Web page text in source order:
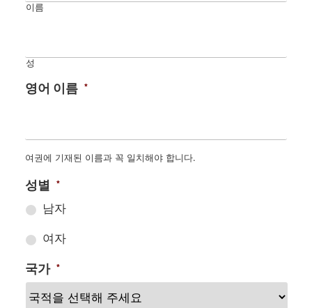
이름
성
영어 이름 *
여권에 기재된 이름과 꼭 일치해야 합니다.
성별 *
남자
여자
국가 *